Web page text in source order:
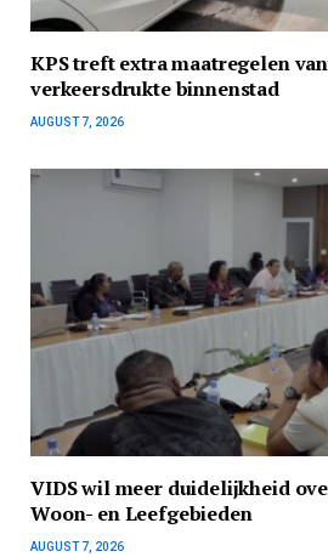
KPS treft extra maatregelen
verkeersdrukte binnenstad
AUGUST 7, 2026
VIDS wil meer duidelijkheid
Woon- en Leefgebieden
AUGUST 7, 2026